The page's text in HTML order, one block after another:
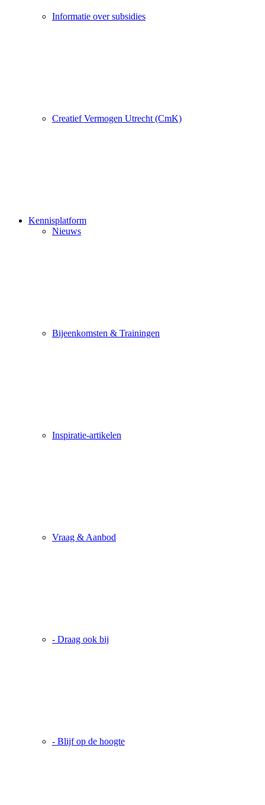
Informatie over subsidies
Creatief Vermogen Utrecht (CmK)
Kennisplatform
Nieuws
Bijeenkomsten & Trainingen
Inspiratie-artikelen
Vraag & Aanbod
- Draag ook bij
- Blijf op de hoogte